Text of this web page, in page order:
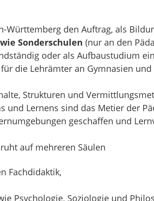
Württemberg den Auftrag, als
Sonderschulen (nur an den
oder als Aufbaustudium
die Lehrämter an Gymnasien
Strukturen und
und Lernens sind das Metier der
geschaffen und
auf mehreren Säulen
Fachdidaktik,
Psychologie, Soziologie und